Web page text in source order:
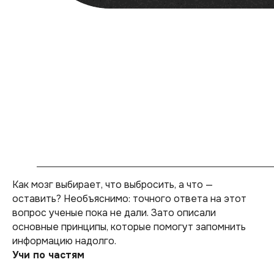
Как мозг выбирает, что выбросить, а что —
оставить? Необъяснимо: точного ответа на этот
вопрос ученые пока не дали. Зато описали
основные принципы, которые помогут запомнить
информацию надолго.
Учи по частям